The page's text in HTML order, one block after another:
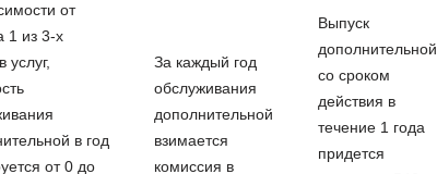
от
1 из 3-х
услуг,
в год
от 0 до
За каждый год
обслуживания
дополнительной
взимается
комиссия в
Выпуск
дополнительной
со сроком
действия в
течение 1 года
придется